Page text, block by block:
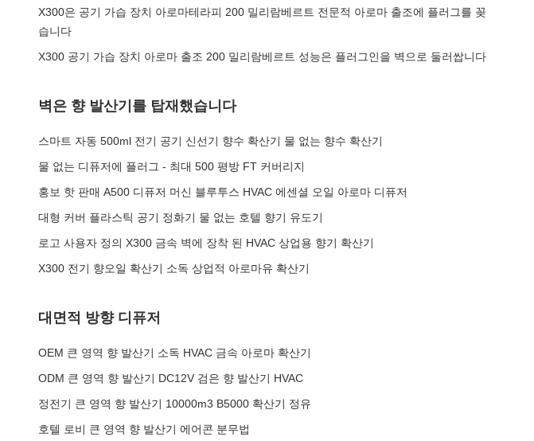
X300은 공기 가습 장치 아로마테라피 200 밀리람베르트 전문적 아로마 출조에 플러그를 꽂
습니다
X300 공기 가습 장치 아로마 출조 200 밀리람베르트 성능은 플러그인을 벽으로 둘러쌉니다
벽은 향 발산기를 탑재했습니다
스마트 자동 500ml 전기 공기 신선기 향수 확산기 물 없는 향수 확산기
물 없는 디퓨저에 플러그 - 최대 500 평방 FT 커버리지
홍보 핫 판매 A500 디퓨저 머신 블루투스 HVAC 에센셜 오일 아로마 디퓨저
대형 커버 플라스틱 공기 정화기 물 없는 호텔 향기 유도기
로고 사용자 정의 X300 금속 벽에 장착 된 HVAC 상업용 향기 확산기
X300 전기 향오일 확산기 소독 상업적 아로마유 확산기
대면적 방향 디퓨저
OEM 큰 영역 향 발산기 소독 HVAC 금속 아로마 확산기
ODM 큰 영역 향 발산기 DC12V 검은 향 발산기 HVAC
정전기 큰 영역 향 발산기 10000m3 B5000 확산기 정유
호텔 로비 큰 영역 향 발산기 에어콘 분무법